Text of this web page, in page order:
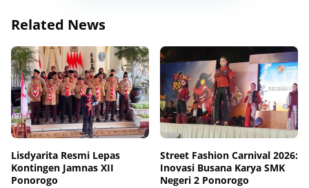
Related News
Lisdyarita Resmi Lepas
Kontingen Jamnas XII
Ponorogo
Street Fashion Carnival 2026:
Inovasi Busana Karya SMK
Negeri 2 Ponorogo